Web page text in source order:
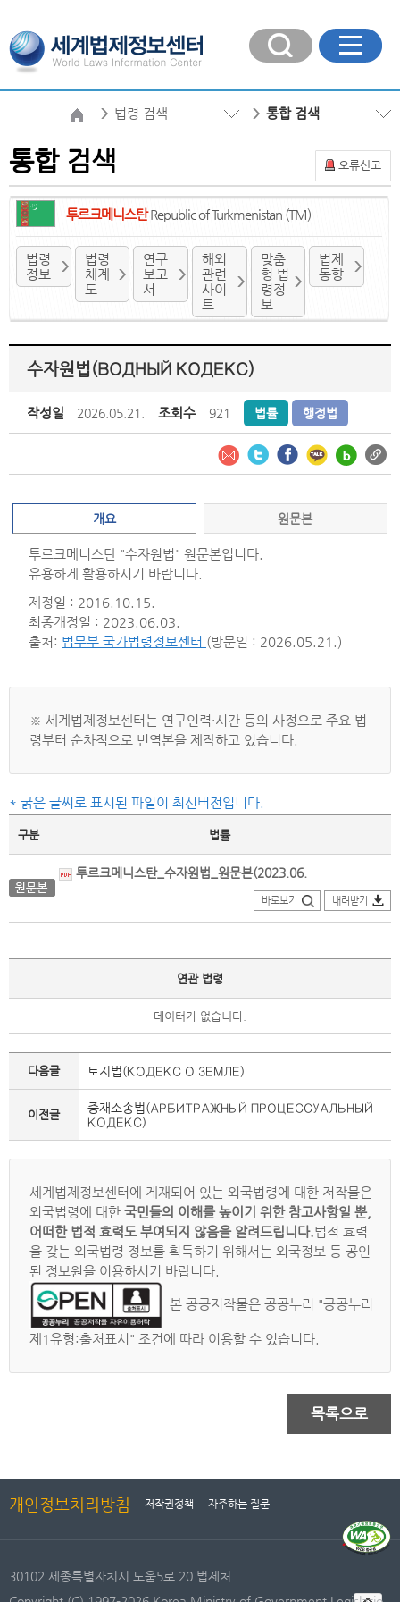
법령 검색 통합 검색
오류신고
통합 검색
투르크메니스탄Republic of Turkmenistan (TM)
법령
정보
법령
체계
도
연구
보고
서
해외
관련
사이
트
맞춤
형 법
령정
보
법제
동향
수자원법(ВОДНЫЙ КОДЕКС)
작성일 2026.05.21. 조회수 921 법률 행정법
개요 원문본
투르크메니스탄 "수자원법" 원문본입니다.
유용하게 활용하시기 바랍니다.
제정일 : 2016.10.15.
최종개정일 : 2023.06.03.
출처: 법무부 국가법령정보센터 (방문일 : 2026.05.21.)
※ 세계법제정보센터는 연구인력·시간 등의 사정으로 주요 법
령부터 순차적으로 번역본을 제작하고 있습니다.
* 굵은 글씨로 표시된 파일이 최신버전입니다.
구분 법률
투르크메니스탄_수자원법_원문본(2023.06.03.개정).pdf
바로보기 내려받기
연관 법령
데이터가 없습니다.
다음글 토지법(КОДЕКС О ЗЕМЛЕ)
이전글
중재소송법(АРБИТРАЖНЫЙ ПРОЦЕССУАЛЬНЫЙ
КОДЕКС)
세계법제정보센터에 게재되어 있는 외국법령에 대한 저작물은
외국법령에 대한 국민들의 이해를 높이기 위한 참고사항일 뿐,
어떠한 법적 효력도 부여되지 않음을 알려드립니다.법적 효력
을 갖는 외국법령 정보를 획득하기 위해서는 외국정보 등 공인
된 정보원을 이용하시기 바랍니다.
본 공공저작물은 공공누리 "공공누리
제1유형:출처표시" 조건에 따라 이용할 수 있습니다.
목록으로
개인정보처리방침 저작권정책 자주하는 질문
30102 세종특별자치시 도움5로 20 법제처